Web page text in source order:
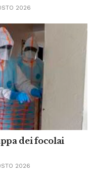
2026
dei focolai
2026